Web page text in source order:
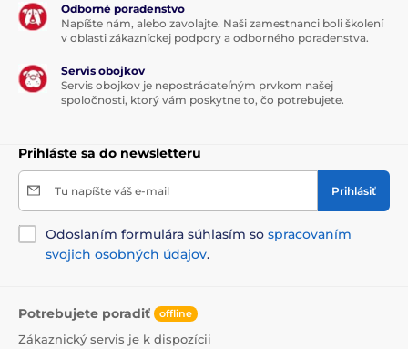
Odborné poradenstvo
Napíšte nám, alebo zavolajte. Naši zamestnanci boli školení
v oblasti zákazníckej podpory a odborného poradenstva.
Servis obojkov
Servis obojkov je nepostrádateľným prvkom našej
spoločnosti, ktorý vám poskytne to, čo potrebujete.
Prihláste sa do newsletteru
Tu napíšte váš e-mail Prihlásiť
Odoslaním formulára súhlasím so spracovaním
svojich osobných údajov.
Potrebujete poradiť offline
Zákaznický servis je k dispozícii